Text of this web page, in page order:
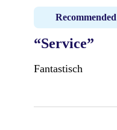
Recommended
“Service”
Fantastisch